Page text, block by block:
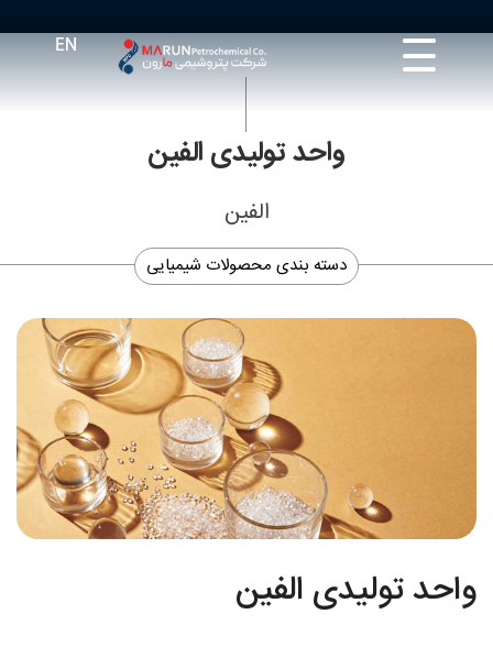
واحد تولیدی الفین
الفین
دسته بندی محصولات شیمیایی
واحد تولیدی الفین